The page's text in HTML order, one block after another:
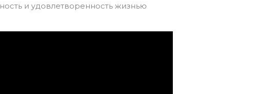
и удовлетворенность жизнью